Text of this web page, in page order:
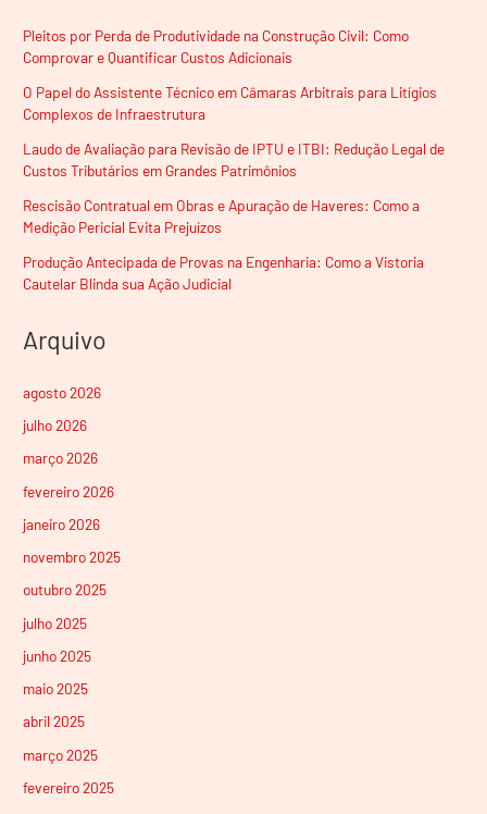
Pleitos por Perda de Produtividade na Construção Civil: Como
Comprovar e Quantificar Custos Adicionais
O Papel do Assistente Técnico em Câmaras Arbitrais para Litígios
Complexos de Infraestrutura
Laudo de Avaliação para Revisão de IPTU e ITBI: Redução Legal de
Custos Tributários em Grandes Patrimônios
Rescisão Contratual em Obras e Apuração de Haveres: Como a
Medição Pericial Evita Prejuízos
Produção Antecipada de Provas na Engenharia: Como a Vistoria
Cautelar Blinda sua Ação Judicial
Arquivo
agosto 2026
julho 2026
março 2026
fevereiro 2026
janeiro 2026
novembro 2025
outubro 2025
julho 2025
junho 2025
maio 2025
abril 2025
março 2025
fevereiro 2025